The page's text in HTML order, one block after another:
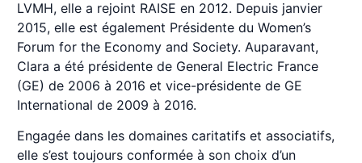
LVMH, elle a rejoint RAISE en 2012. Depuis janvier
2015, elle est également Présidente du Women’s
Forum for the Economy and Society. Auparavant,
Clara a été présidente de General Electric France
(GE) de 2006 à 2016 et vice-présidente de GE
International de 2009 à 2016.
Engagée dans les domaines caritatifs et associatifs,
elle s’est toujours conformée à son choix d’un